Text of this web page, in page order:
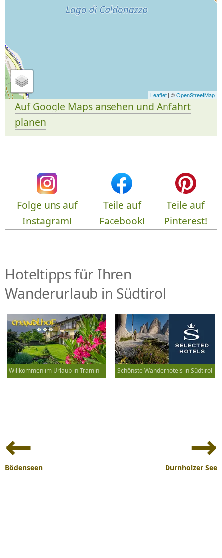
Leaflet | ©OpenStreetMap
Auf Google Maps ansehen und Anfahrt
planen
Folge uns auf
Instagram!
Teile auf
Facebook!
Teile auf
Pinterest!
Hoteltipps für Ihren
Wanderurlaub in Südtirol
Willkommen im Urlaub in Tramin Schönste Wanderhotels in Südtirol
Navigation
Bödenseen Durnholzer See